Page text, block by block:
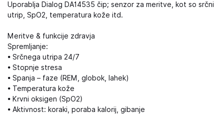
Uporablja Dialog DA14535 čip; senzor za meritve, kot so srčni
utrip, SpO2, temperatura kože itd.
Meritve & funkcije zdravja
Spremljanje:
• Srčnega utripa 24/7
• Stopnje stresa
• Spanja – faze (REM, globok, lahek)
• Temperatura kože
• Krvni oksigen (SpO2)
• Aktivnost: koraki, poraba kalorij, gibanje